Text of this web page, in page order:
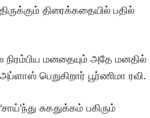
திரைக்கதையில் பதில்
மனதையும் அதே மனதில்
பெறுகிறார் பூர்ணிமா ரவி.
சுகதுக்கம் பகிரும்